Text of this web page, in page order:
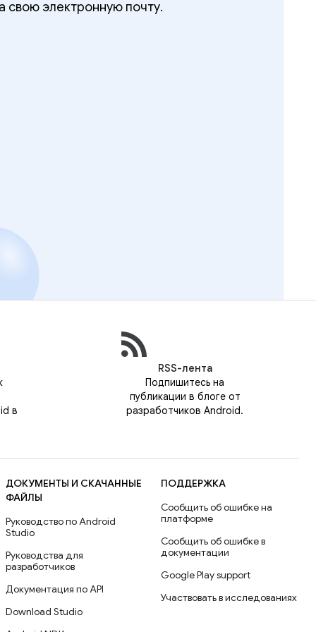
свою электронную почту.
в
RSS-лента
Подпишитесь на
публикации в блоге от
разработчиков Android.
ДОКУМЕНТЫ И СКАЧАННЫЕ
ФАЙЛЫ
Руководство по Android
Studio
Руководства для
разработчиков
Документация по API
Download Studio
ПОДДЕРЖКА
Сообщить об ошибке на
платформе
Сообщить об ошибке в
документации
Google Play support
Участвовать в исследованиях